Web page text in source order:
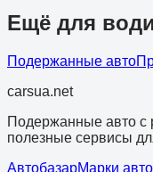
Ещё для
Подержанные авто
carsua.net
Подержанные авто с
полезные сервисы
АвтобазарМарки авто